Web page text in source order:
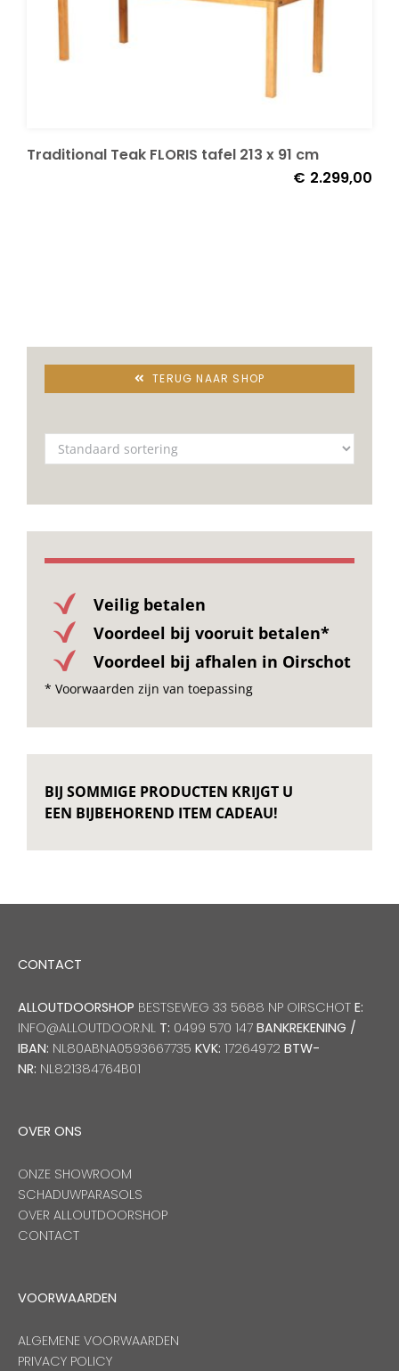
Traditional Teak FLORIS tafel 213 x 91 cm
€ 2.299,00
TERUG NAAR SHOP
Veilig betalen
Voordeel bij vooruit betalen*
Voordeel bij afhalen in Oirschot
* Voorwaarden zijn van toepassing
BIJ SOMMIGE PRODUCTEN KRIJGT U
EEN BIJBEHOREND ITEM CADEAU!
CONTACT
ALLOUTDOORSHOP BESTSEWEG 33 5688 NP OIRSCHOT E:
INFO@ALLOUTDOOR.NL T: 0499 570 147 BANKREKENING /
IBAN: NL80ABNA0593667735 KVK: 17264972 BTW-
NR: NL821384764B01
OVER ONS
ONZE SHOWROOM
SCHADUWPARASOLS
OVER ALLOUTDOORSHOP
CONTACT
VOORWAARDEN
ALGEMENE VOORWAARDEN
PRIVACY POLICY